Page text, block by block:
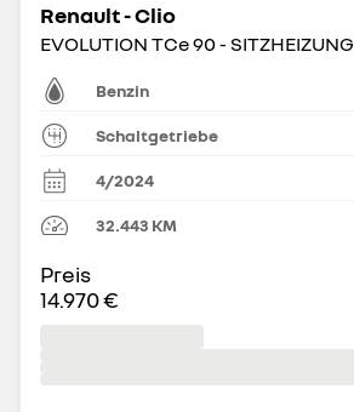
Renault - Clio
EVOLUTION TCe 90 - SITZHEIZUNG
Benzin
Schaltgetriebe
4/2024
32.443 KM
Preis
14.970 €